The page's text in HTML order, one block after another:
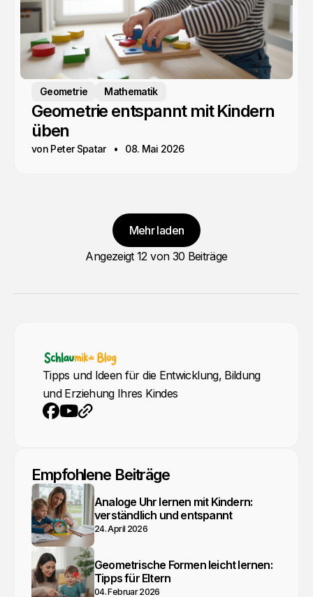
Geometrie Mathematik
Geometrie entspannt mit Kindern
üben
von Peter Spatar 08. Mai 2026
Mehr laden
Angezeigt12von 30 Beiträge
Tipps und Ideen für die Entwicklung, Bildung
und Erziehung Ihres Kindes
Empfohlene Beiträge
Analoge Uhr lernen mit Kindern:
verständlich und entspannt
24. April 2026
Geometrische Formen leicht lernen:
Tipps für Eltern
04. Februar 2026